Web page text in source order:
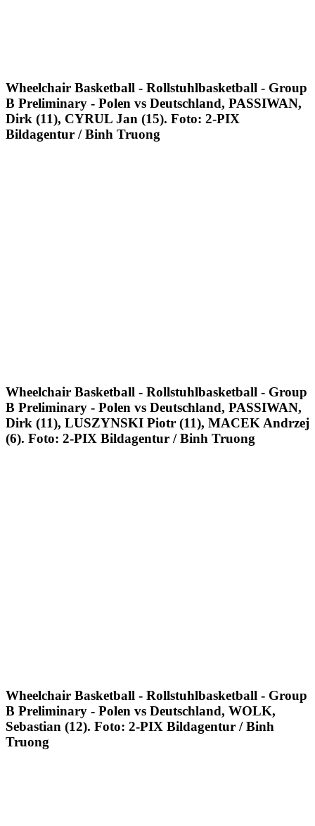
Wheelchair Basketball - Rollstuhlbasketball - Group
B Preliminary - Polen vs Deutschland, PASSIWAN,
Dirk (11), CYRUL Jan (15). Foto: 2-PIX
Bildagentur / Binh Truong
Wheelchair Basketball - Rollstuhlbasketball - Group
B Preliminary - Polen vs Deutschland, PASSIWAN,
Dirk (11), LUSZYNSKI Piotr (11), MACEK Andrzej
(6). Foto: 2-PIX Bildagentur / Binh Truong
Wheelchair Basketball - Rollstuhlbasketball - Group
B Preliminary - Polen vs Deutschland, WOLK,
Sebastian (12). Foto: 2-PIX Bildagentur / Binh
Truong